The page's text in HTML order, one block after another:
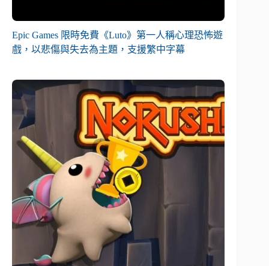
Epic Games 限時免費《Luto》第一人稱心理恐怖遊
戲，以悲傷與失去為主題，支援繁中字幕